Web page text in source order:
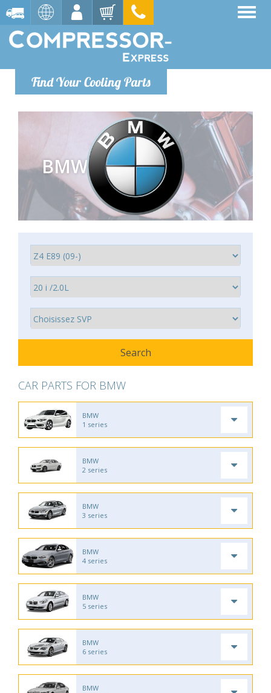
Find Your Cooling Parts
BMW
CAR PARTS FOR BMW
BMW
1 series
BMW
2 series
BMW
3 series
BMW
4 series
BMW
5 series
BMW
6 series
BMW